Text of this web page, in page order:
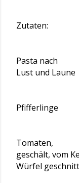
Zutaten:
Pasta nach
Lust und Laune
Pfifferlinge
Tomaten,
geschält, vom
Würfel